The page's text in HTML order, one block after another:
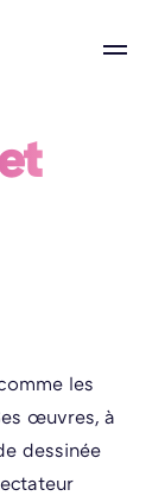
les
œuvres, à
dessinée